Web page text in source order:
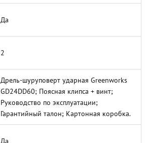
Да
2
Дрель-шуруповерт ударная Greenworks
GD24DD60; Поясная клипса + винт;
Руководство по эксплуатации;
Гарантийный талон; Картонная коробка.
Да